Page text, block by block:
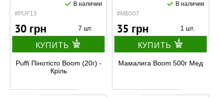
#PUF13
В наличии
30 грн 7 шт.
КУПИТЬ
Puffi Пінотісто Boom (20г) -
Кріль
#MB507
В наличии
35 грн 1 шт.
КУПИТЬ
Мамалига Boom 500г Мед